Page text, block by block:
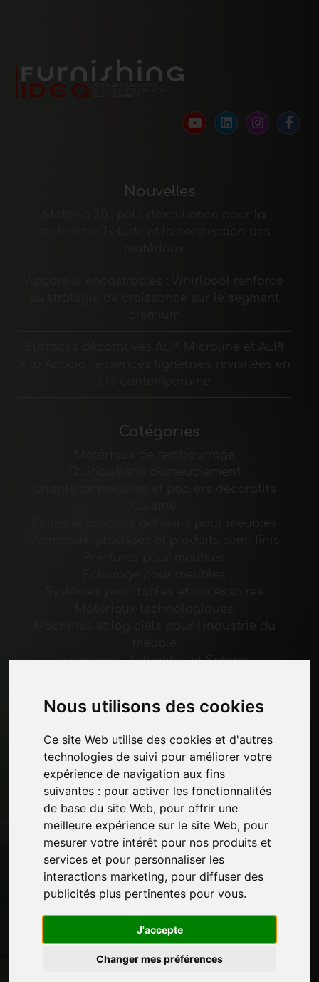
Nous utilisons des cookies
Ce site Web utilise des cookies et d'autres
technologies de suivi pour améliorer votre
expérience de navigation aux fins
suivantes : pour activer les fonctionnalités
de base du site Web, pour offrir une
meilleure expérience sur le site Web, pour
mesurer votre intérêt pour nos produits et
services et pour personnaliser les
interactions marketing, pour diffuser des
publicités plus pertinentes pour vous.
J'accepte
Changer mes préférences
Nouvelles
Catégories
Économie, Actualités et Salons
Pages
Pause-commerciale
Contacts
Des-expositions
Journal
Présentez-vous
Politique de confidentialité
Plan du site
Restez à jour
Ne manquez pas les dernières nouvelles du
secteur, les nouvelles des entreprises, les
nouvelles des produits, les technologies